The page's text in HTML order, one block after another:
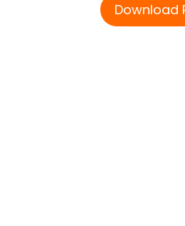
Download